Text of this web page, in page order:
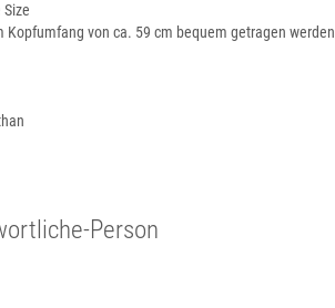
Kopfumfang von ca. 59 cm bequem getragen werden
Person